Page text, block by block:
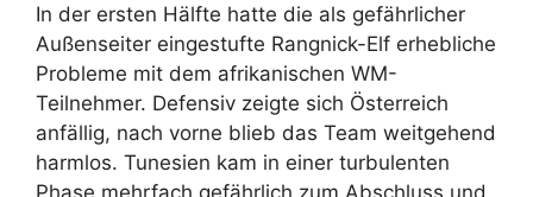
In der ersten Hälfte hatte die als gefährlicher
Außenseiter eingestufte Rangnick-Elf erhebliche
Probleme mit dem afrikanischen WM-
Teilnehmer. Defensiv zeigte sich Österreich
anfällig, nach vorne blieb das Team weitgehend
harmlos. Tunesien kam in einer turbulenten
Phase mehrfach gefährlich zum Abschluss und